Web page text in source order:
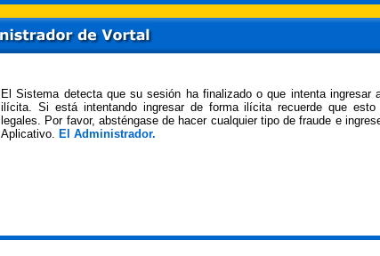
El Sistema detecta que su sesión ha finalizado o que intenta ingresar
ilícita. Si está intentando ingresar de forma ilícita recuerde que esto
legales. Por favor, absténgase de hacer cualquier tipo de fraude e
Aplicativo. El Administrador.